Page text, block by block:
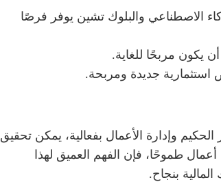
الاصطناعي والبلوك تشين يوفر فرصًا
يكون مربحًا للغاية.
استثمارية جديدة ومربحة.
وإدارة الأعمال بفعالية، يمكن تحقيق
طموحًا، فإن الفهم العميق لهذا
بنجاح.